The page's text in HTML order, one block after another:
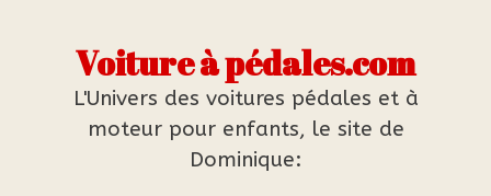
Voiture à pédales.com
L'Univers des voitures pédales et à
moteur pour enfants, le site de
Dominique: